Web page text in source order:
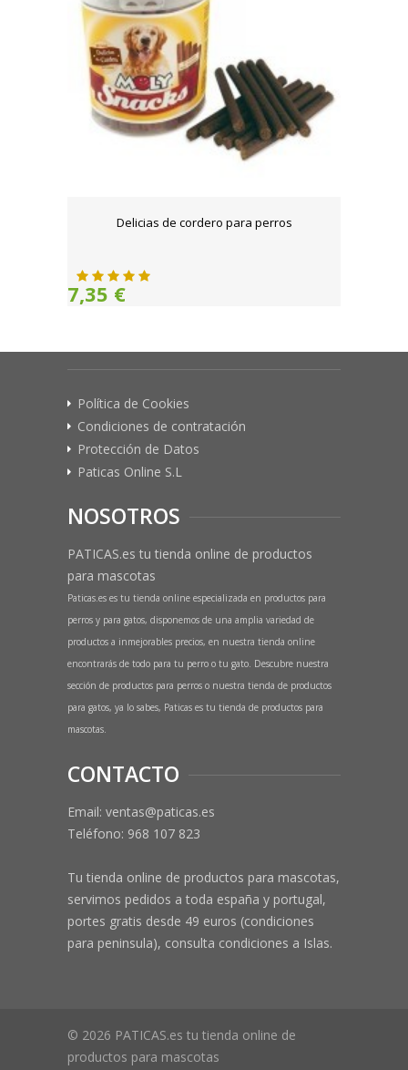
Delicias de cordero para perros
7,35 €
Política de Cookies
Condiciones de contratación
Protección de Datos
Paticas Online S.L
NOSOTROS
PATICAS.es tu tienda online de productos
para mascotas
Paticas.es es tu tienda online especializada en productos para
perros y para gatos, disponemos de una amplia variedad de
productos a inmejorables precios, en nuestra tienda online
encontrarás de todo para tu perro o tu gato. Descubre nuestra
sección de productos para perros o nuestra tienda de productos
para gatos, ya lo sabes, Paticas es tu tienda de productos para
mascotas.
CONTACTO
Email: ventas@paticas.es
Teléfono: 968 107 823
Tu tienda online de productos para mascotas,
servimos pedidos a toda españa y portugal,
portes gratis desde 49 euros (condiciones
para peninsula), consulta condiciones a Islas.
© 2026 PATICAS.es tu tienda online de
productos para mascotas